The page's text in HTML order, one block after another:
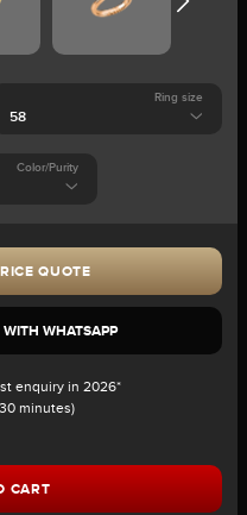
Ring size
Color/Purity
QUOTE
WHATSAPP
enquiry in 2026*
minutes)
CART